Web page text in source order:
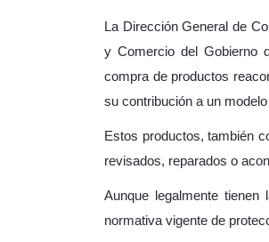
La Dirección General de
y Comercio del Gobierno
compra de productos
su contribución a un
Estos productos, también
revisados, reparados o
Aunque legalmente
normativa vigente de